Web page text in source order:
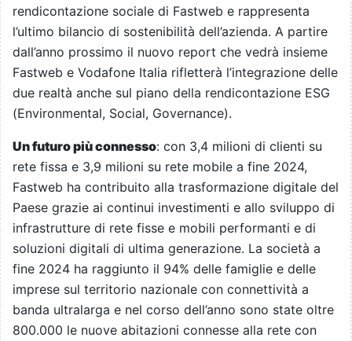
rendicontazione sociale di Fastweb e rappresenta
l’ultimo bilancio di sostenibilità dell’azienda. A partire
dall’anno prossimo il nuovo report che vedrà insieme
Fastweb e Vodafone Italia rifletterà l’integrazione delle
due realtà anche sul piano della rendicontazione ESG
(Environmental, Social, Governance).
Un futuro più connesso: con 3,4 milioni di clienti su
rete fissa e 3,9 milioni su rete mobile a fine 2024,
Fastweb ha contribuito alla trasformazione digitale del
Paese grazie ai continui investimenti e allo sviluppo di
infrastrutture di rete fisse e mobili performanti e di
soluzioni digitali di ultima generazione. La società a
fine 2024 ha raggiunto il 94% delle famiglie e delle
imprese sul territorio nazionale con connettività a
banda ultralarga e nel corso dell’anno sono state oltre
800.000 le nuove abitazioni connesse alla rete con